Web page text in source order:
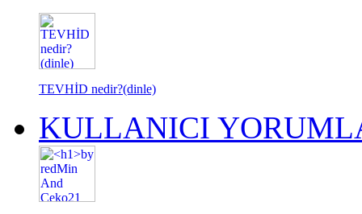
TEVHİD nedir?(dinle)
KULLANICI